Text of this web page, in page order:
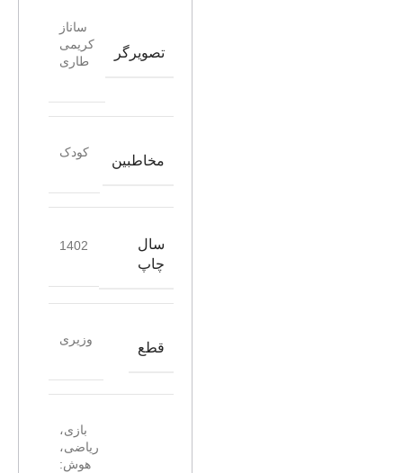
تصویرگر
ساناز
کریمی
طاری
مخاطبین
کودک
سال
چاپ
1402
قطع
وزیری
بازی،
ریاضی،
هوش: